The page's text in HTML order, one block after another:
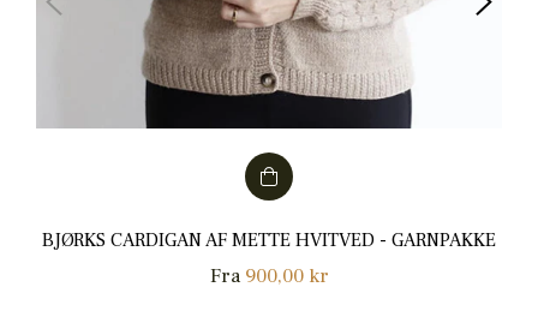
BJØRKS CARDIGAN AF METTE HVITVED - GARNPAKKE
Fra 900,00 kr